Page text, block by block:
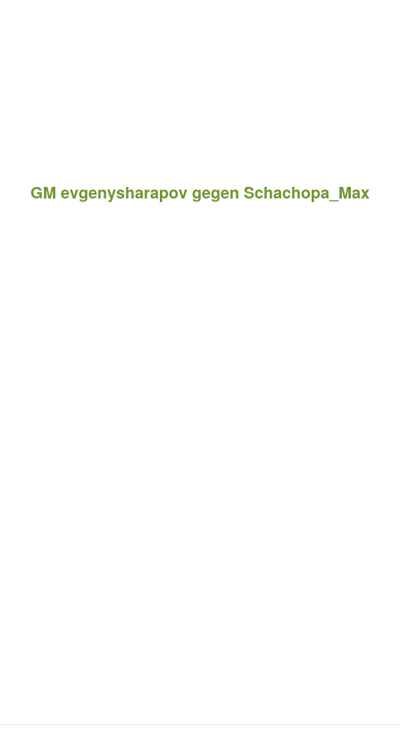
GM evgenysharapov gegen Schachopa_Max